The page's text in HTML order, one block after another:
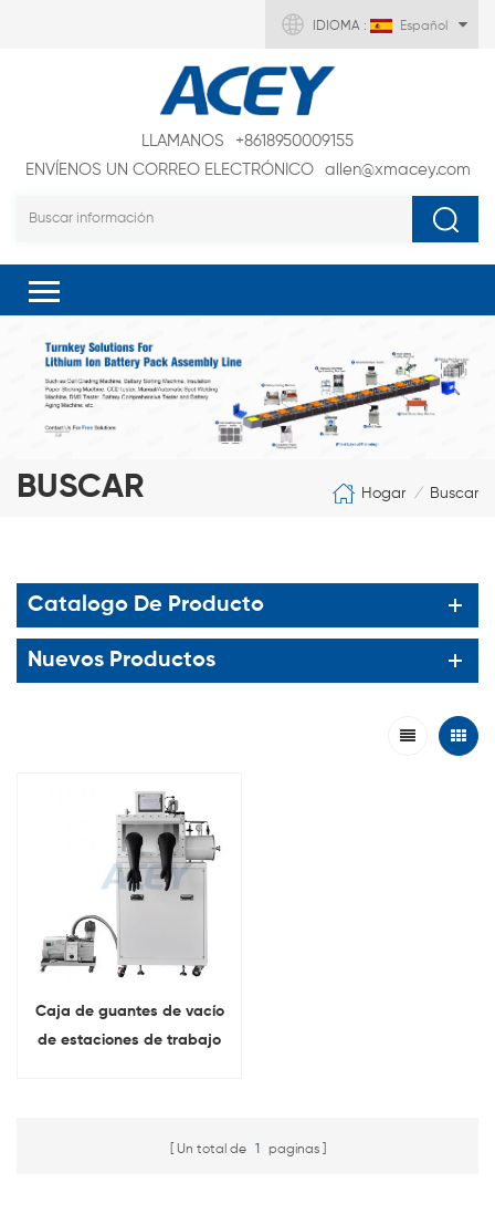
IDIOMA : Español
LLAMANOS
+8618950009155
ENVÍENOS UN CORREO ELECTRÓNICO
allen@xmacey.com
BUSCAR Hogar / Buscar
Catalogo De Producto
Nuevos Productos
Caja de guantes de vacío
de estaciones de trabajo
Un total de 1 paginas